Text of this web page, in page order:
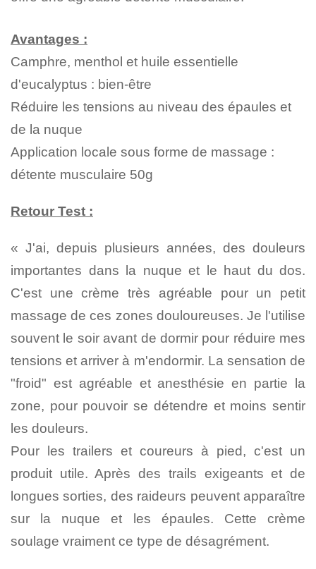
Avantages :
Camphre, menthol et huile essentielle
d'eucalyptus : bien-être
Réduire les tensions au niveau des épaules et
de la nuque
Application locale sous forme de massage :
détente musculaire 50g
Retour Test :
« J'ai, depuis plusieurs années, des douleurs
importantes dans la nuque et le haut du dos.
C'est une crème très agréable pour un petit
massage de ces zones douloureuses. Je l'utilise
souvent le soir avant de dormir pour réduire mes
tensions et arriver à m'endormir. La sensation de
"froid" est agréable et anesthésie en partie la
zone, pour pouvoir se détendre et moins sentir
les douleurs.
Pour les trailers et coureurs à pied, c'est un
produit utile. Après des trails exigeants et de
longues sorties, des raideurs peuvent apparaître
sur la nuque et les épaules. Cette crème
soulage vraiment ce type de désagrément.